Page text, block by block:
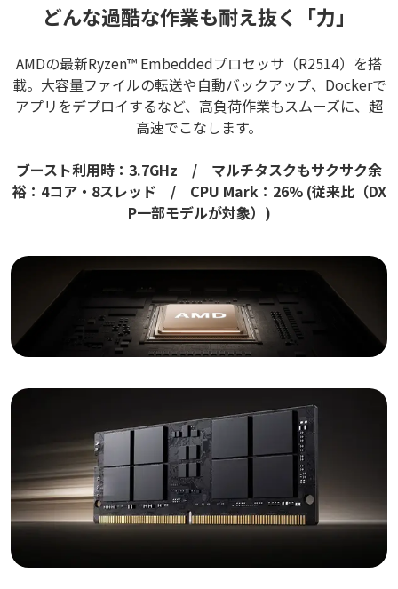
どんな過酷な作業も耐え抜く「力」
AMDの最新Ryzen™ Embeddedプロセッサ（R2514）を搭
載。大容量ファイルの転送や自動バックアップ、Dockerで
アプリをデプロイするなど、高負荷作業もスムーズに、超
高速でこなします。
ブースト利用時：3.7GHz / マルチタスクもサクサク余
裕：4コア・8スレッド / CPU Mark：26% (従来比（DX
P一部モデルが対象）)